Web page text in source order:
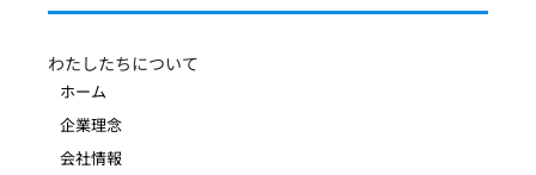
わたしたちについて
ホーム
企業理念
会社情報